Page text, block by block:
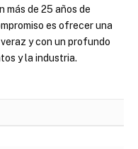
más de 25 años de
es ofrecer una
y con un profundo
y la industria.